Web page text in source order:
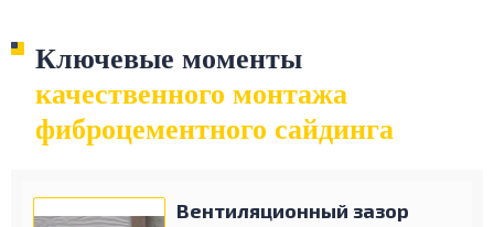
Ключевые моменты
качественного монтажа
фиброцементного сайдинга
Вентиляционный зазор